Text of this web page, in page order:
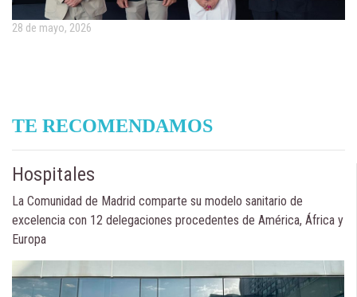
28 de mayo, 2026
TE RECOMENDAMOS
Hospitales
La Comunidad de Madrid comparte su modelo sanitario de
excelencia con 12 delegaciones procedentes de América, África y
Europa